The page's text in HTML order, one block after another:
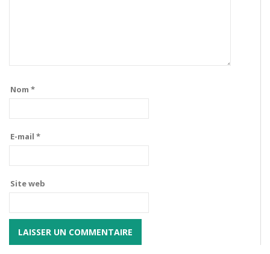
Nom *
E-mail *
Site web